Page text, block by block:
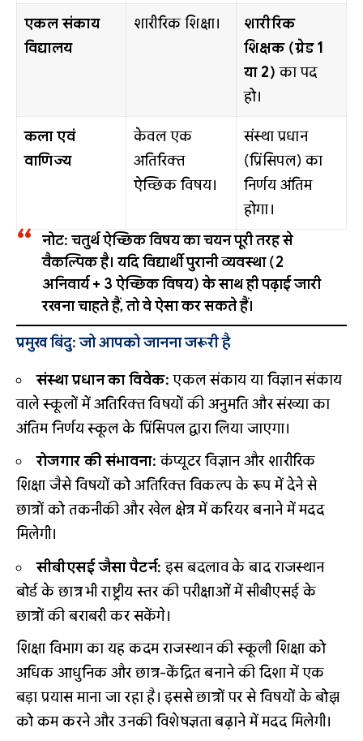
एकल संकाय
विद्यालय
शारीरिक शिक्षा।
शारीरिक
शिक्षक (ग्रेड 1
या 2) का पद
हो।
कला एवं
वाणिज्य
केवल एक
अतिरिक्त
ऐच्छिक विषय।
संस्था प्रधान
(प्रिंसिपल) का
निर्णय अंतिम
होगा।
नोट: चतुर्थ ऐच्छिक विषय का चयन पूरी तरह से
वैकल्पिक है। यदि विद्यार्थी पुरानी व्यवस्था (2
अनिवार्य + 3 ऐच्छिक विषय) के साथ ही पढ़ाई जारी
रखना चाहते हैं, तो वे ऐसा कर सकते हैं।
प्रमुख बिंदु: जो आपको जानना जरूरी है
संस्था प्रधान का विवेक: एकल संकाय या विज्ञान संकाय
वाले स्कूलों में अतिरिक्त विषयों की अनुमति और संख्या का
अंतिम निर्णय स्कूल के प्रिंसिपल द्वारा लिया जाएगा।
रोजगार की संभावना: कंप्यूटर विज्ञान और शारीरिक
शिक्षा जैसे विषयों को अतिरिक्त विकल्प के रूप में देने से
छात्रों को तकनीकी और खेल क्षेत्र में करियर बनाने में मदद
मिलेगी।
सीबीएसई जैसा पैटर्न: इस बदलाव के बाद राजस्थान
बोर्ड के छात्र भी राष्ट्रीय स्तर की परीक्षाओं में सीबीएसई के
छात्रों की बराबरी कर सकेंगे।
शिक्षा विभाग का यह कदम राजस्थान की स्कूली शिक्षा को
अधिक आधुनिक और छात्र-केंद्रित बनाने की दिशा में एक
बड़ा प्रयास माना जा रहा है। इससे छात्रों पर से विषयों के बोझ
को कम करने और उनकी विशेषज्ञता बढ़ाने में मदद मिलेगी।